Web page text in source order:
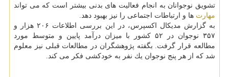
تشویق نوجوانان به انجام فعالیت های بدنی بیشتر است كه می تواند
مهارت ها و ارتباطات اجتماعی را نیز بهبود دهد.
به گزارش مدیكال اكسپرس، در این بررسی اطلاعات ۲۰۶ هزار و
۳۵۷ نوجوان در ۵۲ كشور با میزان درآمد پایین و متوسط مورد
مطالعه قرار گرفت. بگفته پژوهشگران در مطالعات قبلی نیز معلوم
شد كه از هر پنج نوجوان یك نفر به خودكشی فكر می كند.